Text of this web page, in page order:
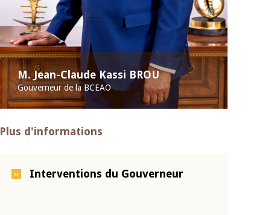
M. Jean-Claude Kassi BROU
Gouverneur de la BCEAO
Plus d'informations
Interventions du Gouverneur